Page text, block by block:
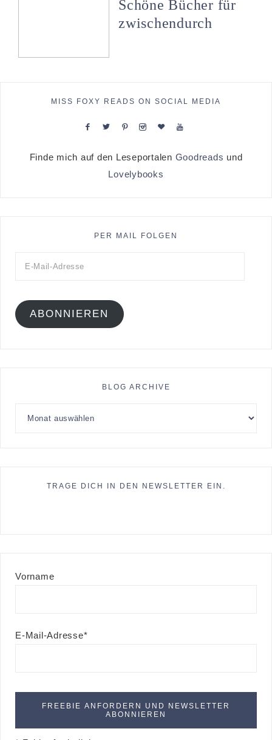
Schöne Bücher für
zwischendurch
MISS FOXY READS ON SOCIAL MEDIA
Finde mich auf den Leseportalen Goodreads und
Lovelybooks
PER MAIL FOLGEN
ABONNIEREN
BLOG ARCHIVE
TRAGE DICH IN DEN NEWSLETTER EIN.
Vorname
E-Mail-Adresse*